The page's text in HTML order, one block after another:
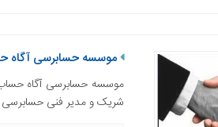
موسسه حسابرسی آگاه
شریک و مدیر فنی حسابرسی تعداد 2 نفر 2- حسابدار رسمی به عنوان مدیر کنترل کیفیت تعداد یک نفر